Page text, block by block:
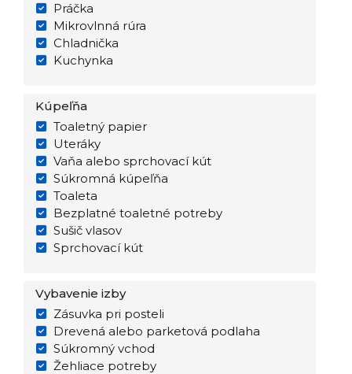
Práčka
Mikrovlnná rúra
Chladnička
Kuchynka
Kúpeľňa
Toaletný papier
Uteráky
Vaňa alebo sprchovací kút
Súkromná kúpeľňa
Toaleta
Bezplatné toaletné potreby
Sušič vlasov
Sprchovací kút
Vybavenie izby
Zásuvka pri posteli
Drevená alebo parketová podlaha
Súkromný vchod
Žehliace potreby